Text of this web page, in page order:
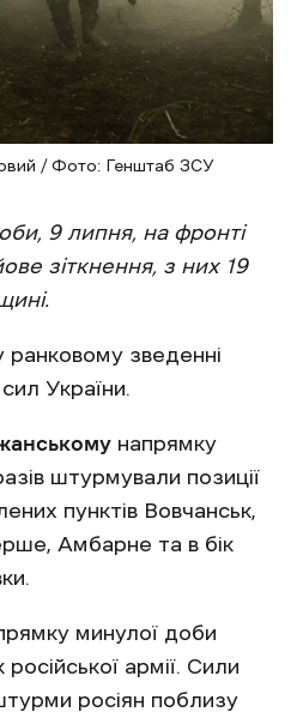
/ Фото: Генштаб ЗСУ
9 липня, на фронті
зіткнення, з них 19
ранковому зведенні
України.
напрямку
штурмували позиції
пунктів Вовчанськ,
Амбарне та в бік
минулої доби
армії. Сили
росіян поблизу